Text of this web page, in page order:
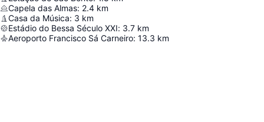
Capela das Almas: 2.4 km
Casa da Música: 3 km
Estádio do Bessa Século XXI: 3.7 km
Aeroporto Francisco Sá Carneiro: 13.3 km